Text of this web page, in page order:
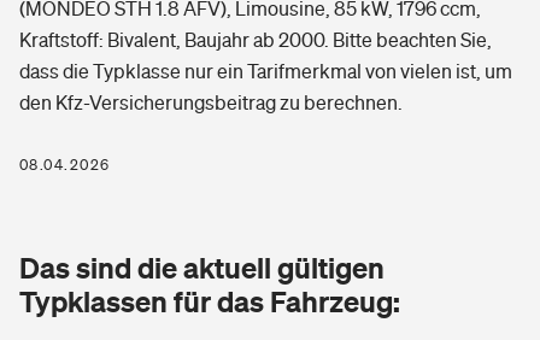
Berufshaftpflichtversicherung
Rentenrechner: Wie viel Geld bekomme ich im Alter?
Elementarversicherung
Photovoltaik
Wärmepumpen versichern
Vermieterrrechtsschutz
Pri­vate Haft­pflicht­
Rechts­schutz­ver­si­che­rung
Kinderunfall­ver­si­che­rung
Gesundheit
Private Krankenversicherung
Tierkrankenversicherung
(MONDEO STH 1.8 AFV), Limousine, 85 kW, 1796 ccm,
Kraftstoff: Bivalent, Baujahr ab 2000. Bitte beachten Sie,
dass die Typklasse nur ein Tarifmerkmal von vielen ist, um
den Kfz-Versicherungsbeitrag zu berechnen.
08.04.2026
Das sind die aktuell gültigen
Typklassen für das Fahrzeug: